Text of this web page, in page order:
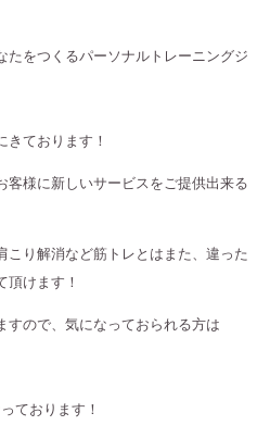
たをつくるパーソナルトレーニングジ
ております！
客様に新しいサービスをご提供出来る
こり解消など筋トレとはまた、違った
頂けます！
ので、気になっておられる方は
ております！